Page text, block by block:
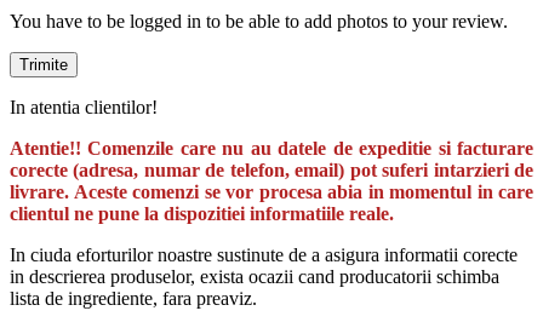
You have to be logged in to be able to add photos to your review.
In atentia clientilor!
Atentie!! Comenzile care nu au datele de expeditie si facturare
corecte (adresa, numar de telefon, email) pot suferi intarzieri de
livrare. Aceste comenzi se vor procesa abia in momentul in care
clientul ne pune la dispozitiei informatiile reale.
In ciuda eforturilor noastre sustinute de a asigura informatii corecte
in descrierea produselor, exista ocazii cand producatorii schimba
lista de ingrediente, fara preaviz.